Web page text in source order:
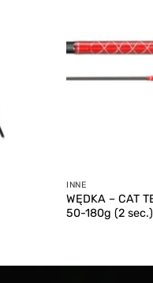
INNE
WĘDKA – CAT
50-180g (2